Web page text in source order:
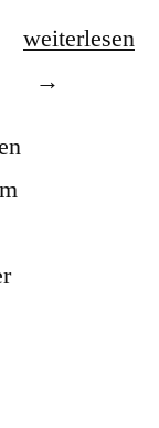
„Helfer-/
Oktober
weiterlesen